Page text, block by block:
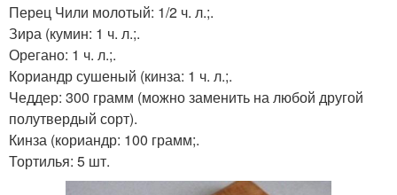
Перец Чили молотый: 1/2 ч. л.;.
Зира (кумин: 1 ч. л.;.
Орегано: 1 ч. л.;.
Кориандр сушеный (кинза: 1 ч. л.;.
Чеддер: 300 грамм (можно заменить на любой другой
полутвердый сорт).
Кинза (кориандр: 100 грамм;.
Тортилья: 5 шт.